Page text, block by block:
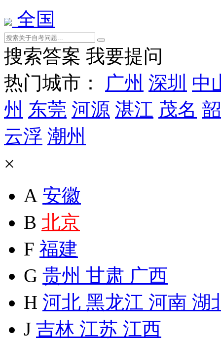
全国
搜索答案 我要提问
热门城市：
广州 深圳 中
州 东莞 河源 湛江 茂名
云浮 潮州
×
A 安徽
B 北京
F 福建
G 贵州 甘肃 广西
H 河北 黑龙江 河南 湖
J 吉林 江苏 江西